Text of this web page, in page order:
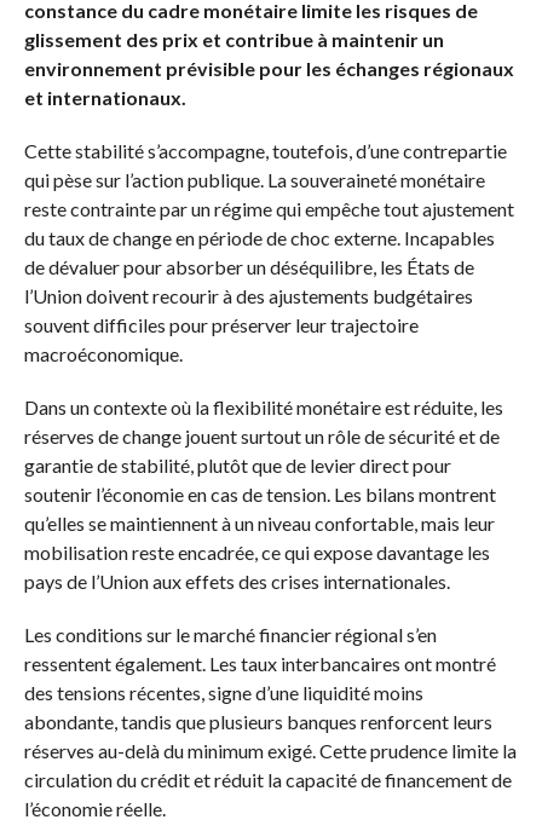
constance du cadre monétaire limite les risques de
glissement des prix et contribue à maintenir un
environnement prévisible pour les échanges régionaux
et internationaux.
Cette stabilité s’accompagne, toutefois, d’une contrepartie
qui pèse sur l’action publique. La souveraineté monétaire
reste contrainte par un régime qui empêche tout ajustement
du taux de change en période de choc externe. Incapables
de dévaluer pour absorber un déséquilibre, les États de
l’Union doivent recourir à des ajustements budgétaires
souvent difficiles pour préserver leur trajectoire
macroéconomique.
Dans un contexte où la flexibilité monétaire est réduite, les
réserves de change jouent surtout un rôle de sécurité et de
garantie de stabilité, plutôt que de levier direct pour
soutenir l’économie en cas de tension. Les bilans montrent
qu’elles se maintiennent à un niveau confortable, mais leur
mobilisation reste encadrée, ce qui expose davantage les
pays de l’Union aux effets des crises internationales.
Les conditions sur le marché financier régional s’en
ressentent également. Les taux interbancaires ont montré
des tensions récentes, signe d’une liquidité moins
abondante, tandis que plusieurs banques renforcent leurs
réserves au-delà du minimum exigé. Cette prudence limite la
circulation du crédit et réduit la capacité de financement de
l’économie réelle.